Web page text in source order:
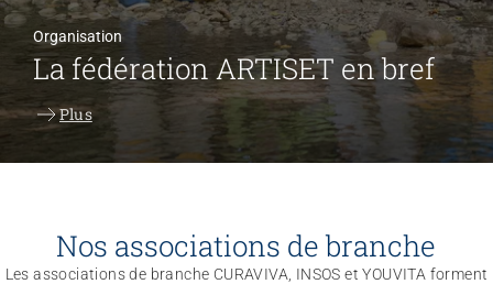
Organisation
La fédération ARTISET en bref
Plus
Nos associations de branche
Les associations de branche CURAVIVA, INSOS et YOUVITA forment